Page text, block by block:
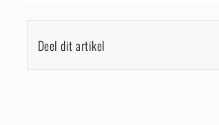
Deel dit artikel